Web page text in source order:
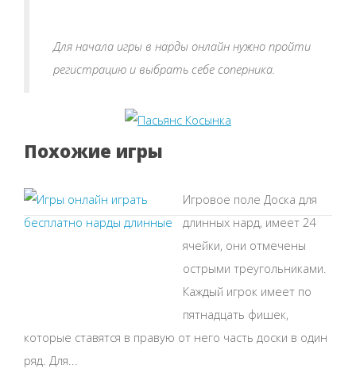
Для начала игры в нарды онлайн нужно пройти
регистрацию и выбрать себе соперника.
Похожие игры
Игровое поле Доска для
длинных нард, имеет 24
ячейки, они отмечены
острыми треугольниками.
Каждый игрок имеет по
пятнадцать фишек,
которые ставятся в правую от него часть доски в один
ряд. Для...